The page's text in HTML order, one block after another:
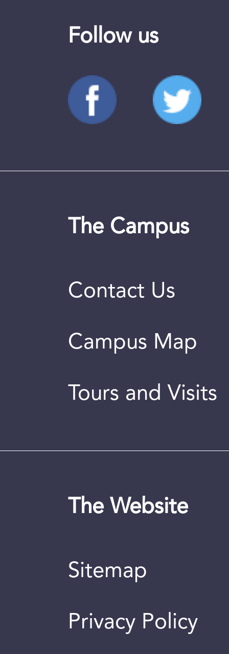
Follow us
The Campus
Contact Us
Campus Map
Tours and Visits
The Website
Sitemap
Privacy Policy